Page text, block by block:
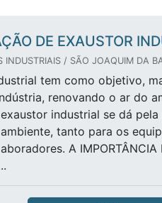
DE EXAUSTOR
INDUSTRIAIS / SÃO JOAQUIM DA
tem como objetivo,
renovando o ar do
industrial se dá
tanto para os
A IMPORTÂNCIA